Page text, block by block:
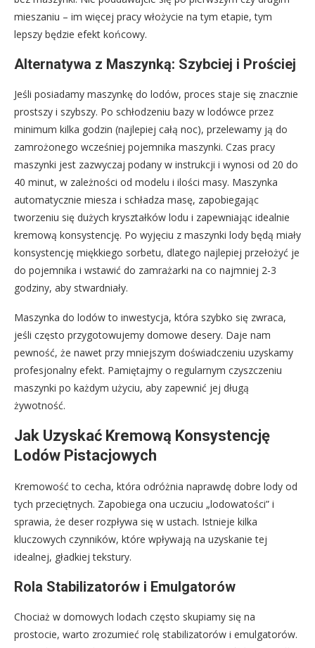
mieszaniu – im więcej pracy włożycie na tym etapie, tym
lepszy będzie efekt końcowy.
Alternatywa z Maszynką: Szybciej i Prościej
Jeśli posiadamy maszynkę do lodów, proces staje się znacznie
prostszy i szybszy. Po schłodzeniu bazy w lodówce przez
minimum kilka godzin (najlepiej całą noc), przelewamy ją do
zamrożonego wcześniej pojemnika maszynki. Czas pracy
maszynki jest zazwyczaj podany w instrukcji i wynosi od 20 do
40 minut, w zależności od modelu i ilości masy. Maszynka
automatycznie miesza i schładza masę, zapobiegając
tworzeniu się dużych kryształków lodu i zapewniając idealnie
kremową konsystencję. Po wyjęciu z maszynki lody będą miały
konsystencję miękkiego sorbetu, dlatego najlepiej przełożyć je
do pojemnika i wstawić do zamrażarki na co najmniej 2-3
godziny, aby stwardniały.
Maszynka do lodów to inwestycja, która szybko się zwraca,
jeśli często przygotowujemy domowe desery. Daje nam
pewność, że nawet przy mniejszym doświadczeniu uzyskamy
profesjonalny efekt. Pamiętajmy o regularnym czyszczeniu
maszynki po każdym użyciu, aby zapewnić jej długą
żywotność.
Jak Uzyskać Kremową Konsystencję
Lodów Pistacjowych
Kremowość to cecha, która odróżnia naprawdę dobre lody od
tych przeciętnych. Zapobiega ona uczuciu „lodowatości” i
sprawia, że deser rozpływa się w ustach. Istnieje kilka
kluczowych czynników, które wpływają na uzyskanie tej
idealnej, gładkiej tekstury.
Rola Stabilizatorów i Emulgatorów
Chociaż w domowych lodach często skupiamy się na
prostocie, warto zrozumieć rolę stabilizatorów i emulgatorów.